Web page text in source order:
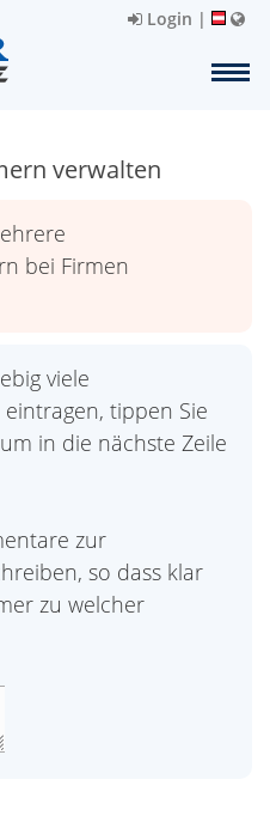
Login |
verwalten
bei Firmen
viele
tippen Sie
in die nächste Zeile
zur
so dass klar
zu welcher